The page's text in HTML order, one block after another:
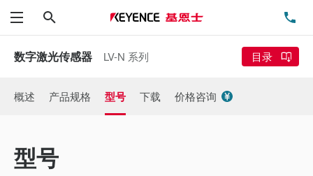
菜单
数字激光传感器 LV-N 系列 目录
概述 产品规格 型号 下载 价格咨询
型号